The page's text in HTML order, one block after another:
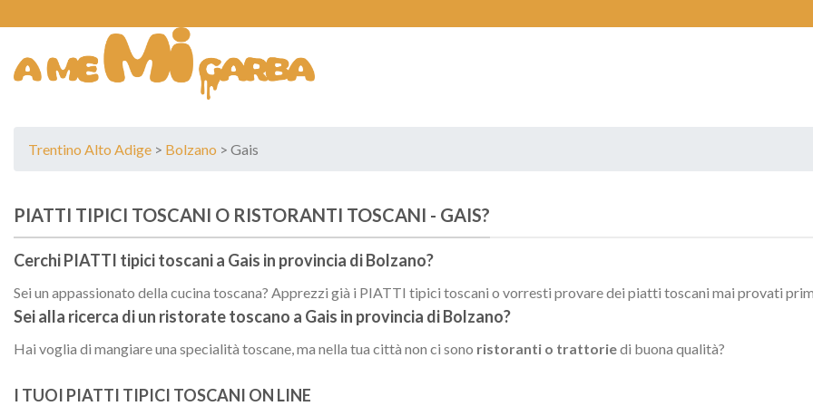
content
Trentino Alto Adige > Bolzano > Gais
PIATTI TIPICI TOSCANI O RISTORANTI TOSCANI - GAIS?
Cerchi PIATTI tipici toscani a Gais in provincia diBolzano?
Sei un appassionato della cucina toscana? Apprezzi già i PIATTI tipici toscani o vorresti provare dei piatti toscani mai provati
Sei alla ricerca di un ristorate toscano a Gais in provincia diBolzano?
Hai voglia di mangiare una specialità toscane, ma nella tua città non ci sono ristoranti o trattoriedi buona qualità?
I TUOI PIATTI TIPICI TOSCANI ON LINE